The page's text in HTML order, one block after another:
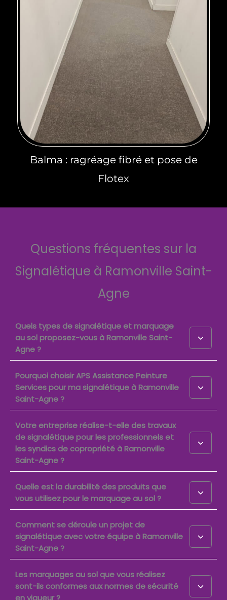
Balma : ragréage fibré et pose de
Flotex
Questions fréquentes sur la
Signalétique à Ramonville Saint-
Agne
Quels types de signalétique et marquage
au sol proposez-vous à Ramonville Saint-
Agne ?
Pourquoi choisir APS Assistance Peinture
Services pour ma signalétique à Ramonville
Saint-Agne ?
Votre entreprise réalise-t-elle des travaux
de signalétique pour les professionnels et
les syndics de copropriété à Ramonville
Saint-Agne ?
Quelle est la durabilité des produits que
vous utilisez pour le marquage au sol ?
Comment se déroule un projet de
signalétique avec votre équipe à Ramonville
Saint-Agne ?
Les marquages au sol que vous réalisez
sont-ils conformes aux normes de sécurité